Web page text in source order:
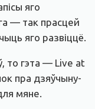
яго
— так прасцей
яго развіццё.
то гэта — Live at
пра дзяўчыну-
мяне.